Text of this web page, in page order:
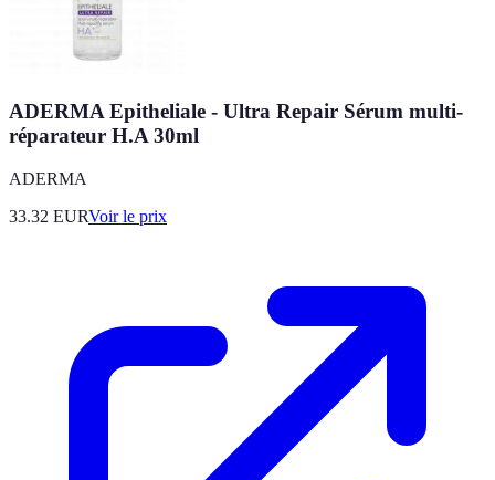
ADERMA Epitheliale - Ultra Repair Sérum multi-
réparateur H.A 30ml
ADERMA
33.32 EURVoir le prix